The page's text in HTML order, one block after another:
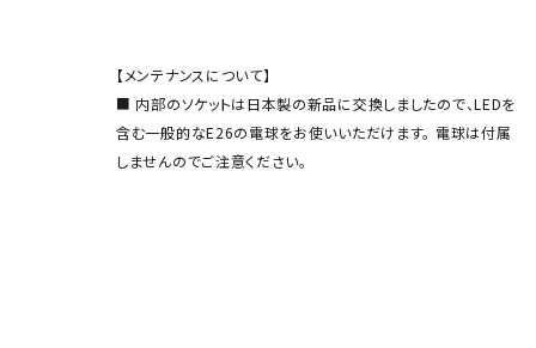
【メンテナンスについて】
■ 内部のソケットは日本製の新品に交換しましたので、LEDを
含む一般的なE26の電球をお使いいただけます。 電球は付属
しませんのでご注意ください。